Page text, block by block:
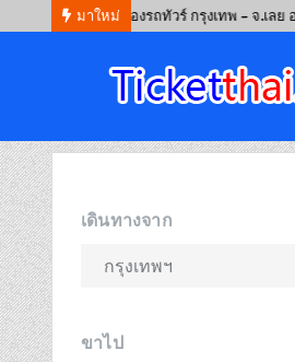
มาใหม่
จองรถทัวร์ กรุงเทพ – จ.เลย ออนไลน์
จองตั๋วออนไลน์